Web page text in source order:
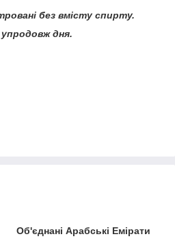
без вмісту спирту.
дня.
Об'єднані Арабські Емірати